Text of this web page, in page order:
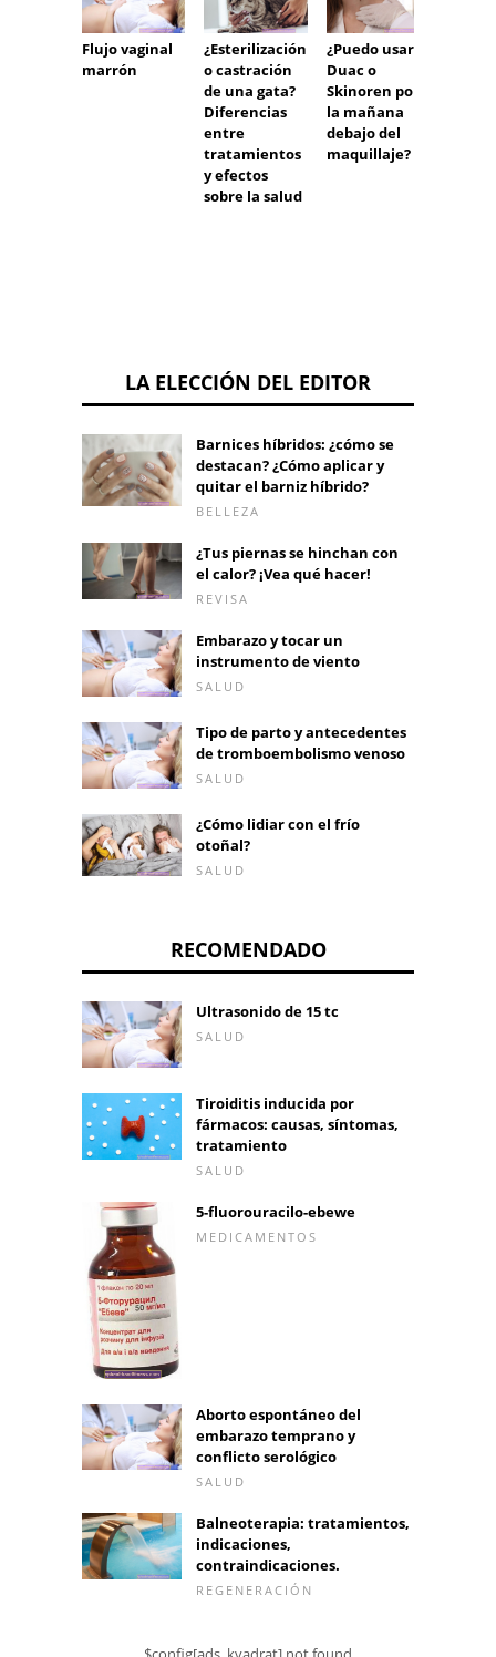
Flujo vaginal
marrón
¿Esterilización
o castración
de una gata?
Diferencias
entre
tratamientos
y efectos
sobre la salud
¿Puedo usar
Duac o
Skinoren por
la mañana
debajo del
maquillaje?
LA ELECCIÓN DEL EDITOR
Barnices híbridos: ¿cómo se
destacan? ¿Cómo aplicar y
quitar el barniz híbrido?
BELLEZA
¿Tus piernas se hinchan con
el calor? ¡Vea qué hacer!
REVISA
Embarazo y tocar un
instrumento de viento
SALUD
Tipo de parto y antecedentes
de tromboembolismo venoso
SALUD
¿Cómo lidiar con el frío
otoñal?
SALUD
RECOMENDADO
Ultrasonido de 15 tc
SALUD
Tiroiditis inducida por
fármacos: causas, síntomas,
tratamiento
SALUD
5-fluorouracilo-ebewe
MEDICAMENTOS
Aborto espontáneo del
embarazo temprano y
conflicto serológico
SALUD
Balneoterapia: tratamientos,
indicaciones,
contraindicaciones.
REGENERACIÓN